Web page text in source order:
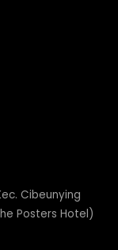
Cibeunying
Posters Hotel)